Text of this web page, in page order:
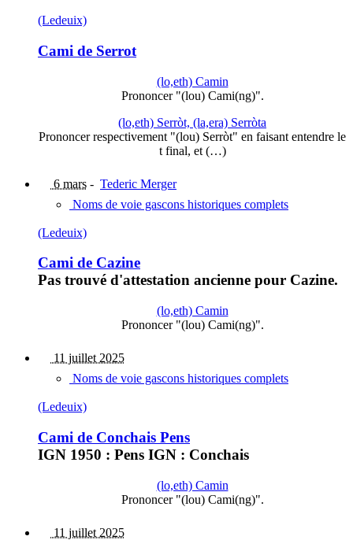
(Ledeuix)
Cami de Serrot
(lo,eth) Camin
Prononcer "(lou) Cami(ng)".
(lo,eth) Serròt, (la,era) Serròta
Prononcer respectivement "(lou) Serròt" en faisant entendre le
t final, et (…)
6 mars - Tederic Merger
Noms de voie gascons historiques complets
(Ledeuix)
Cami de Cazine
Pas trouvé d'attestation ancienne pour Cazine.
(lo,eth) Camin
Prononcer "(lou) Cami(ng)".
11 juillet 2025
Noms de voie gascons historiques complets
(Ledeuix)
Cami de Conchais Pens
IGN 1950 : Pens IGN : Conchais
(lo,eth) Camin
Prononcer "(lou) Cami(ng)".
11 juillet 2025